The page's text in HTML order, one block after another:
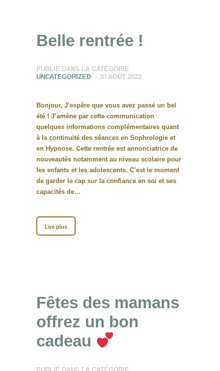
Belle rentrée !
PUBLIÉ DANS LA CATÉGORIE
UNCATEGORIZED
30 AOÛT 2022
Bonjour, J’espère que vous avez passé un bel
été ! J’amène par cette communication
quelques informations complémentaires quant
à la continuité des séances en Sophrologie et
en Hypnose. Cette rentrée est annonciatrice de
nouveautés notamment au niveau scolaire pour
les enfants et les adolescents. C’est le moment
de garder le cap sur la confiance en soi et ses
capacités de…
Lire plus
Fêtes des mamans
offrez un bon
cadeau